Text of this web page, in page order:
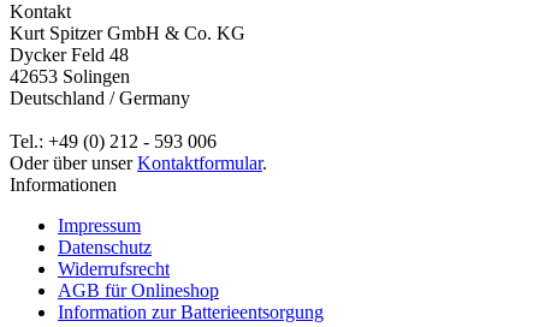
Kontakt
Kurt Spitzer GmbH & Co. KG
Dycker Feld 48
42653 Solingen
Deutschland / Germany
Tel.: +49 (0) 212 - 593 006
Oder über unserKontaktformular.
Informationen
Impressum
Datenschutz
Widerrufsrecht
AGB für Onlineshop
Information zur Batterieentsorgung